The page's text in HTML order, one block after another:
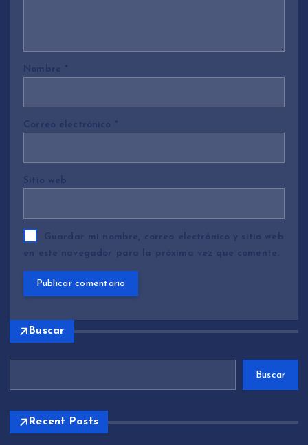
Nombre *
Correo electrónico *
Sitio web
Guardar mi nombre, correo electrónico y sitio web
en este navegador para la próxima vez que comente.
Buscar
Buscar
Recent Posts